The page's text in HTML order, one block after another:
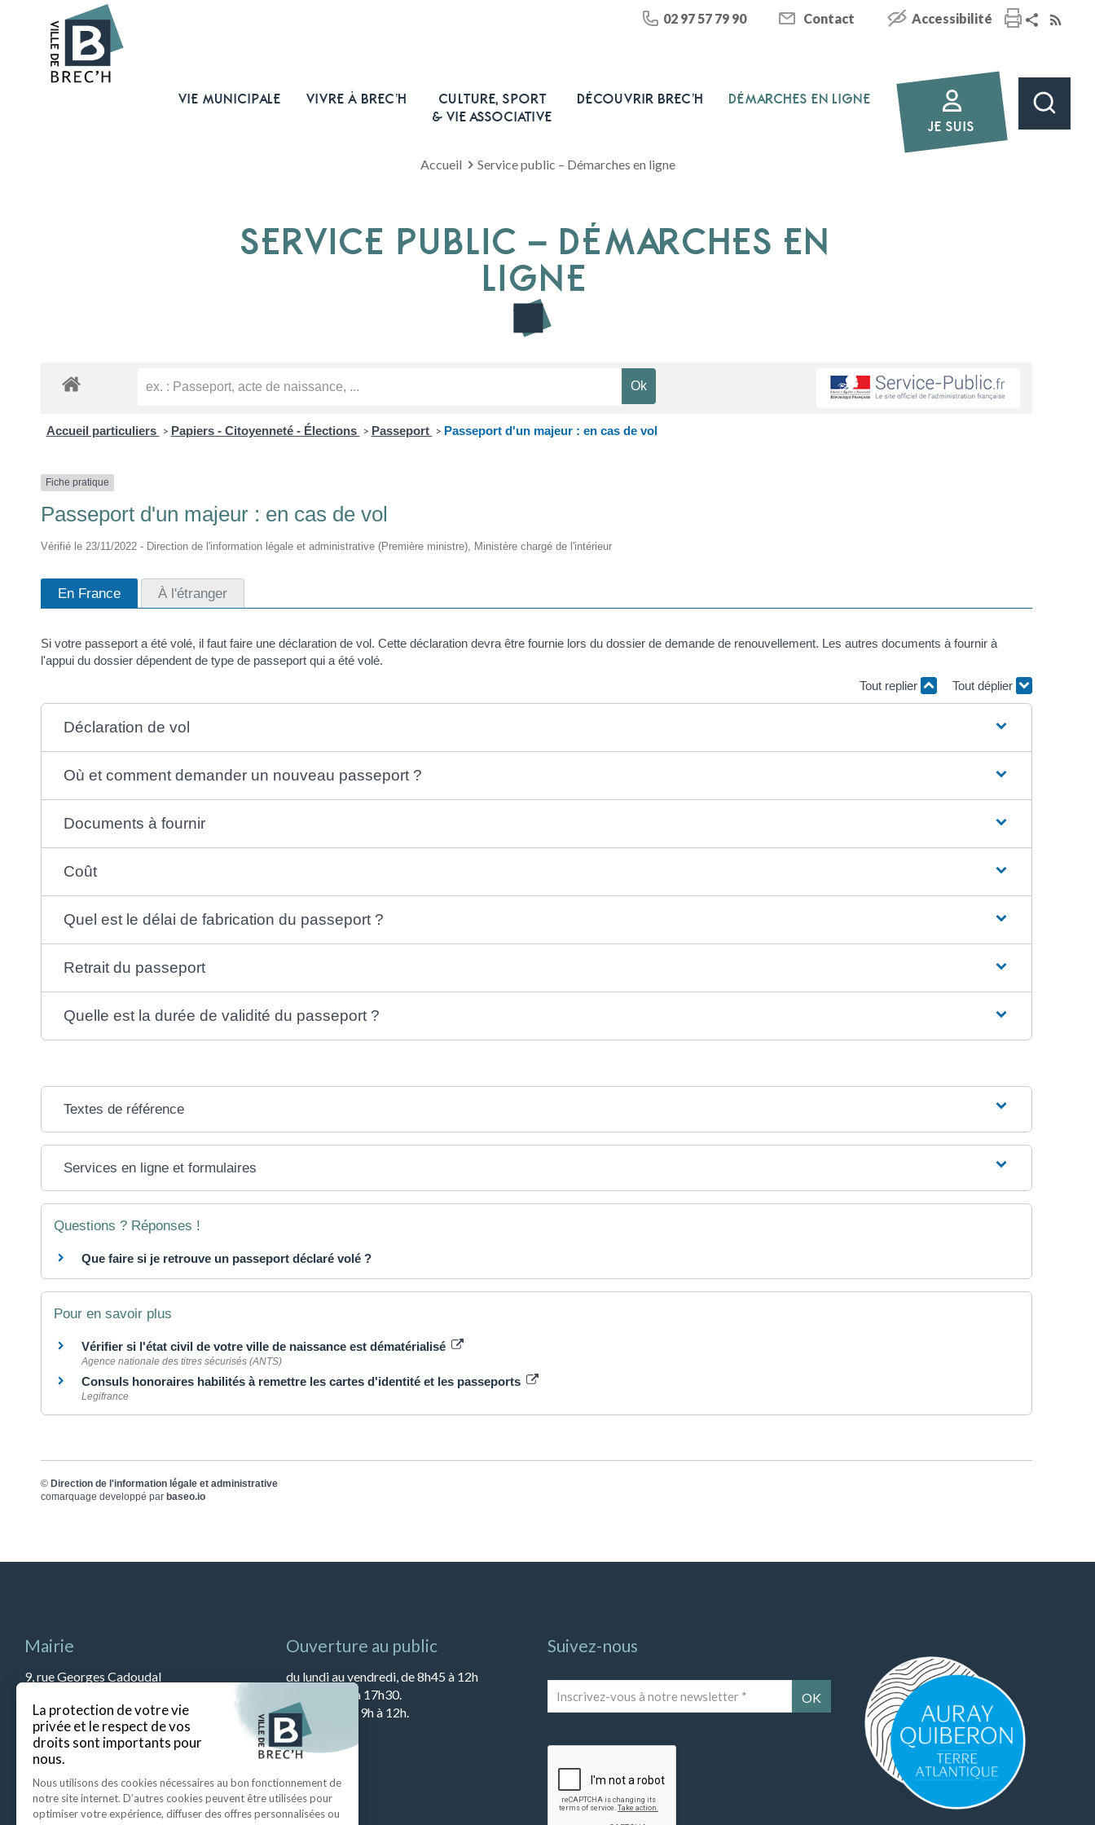
02 97 57 79 90 Contact Accessibilité
VIE MUNICIPALE VIVRE À BREC’H
CULTURE, SPORT
& VIE ASSOCIATIVE
DÉCOUVRIR BREC’H
DÉMARCHES EN LIGNE
JE SUIS
Accueil Service public – Démarches en ligne
SERVICE PUBLIC – DÉMARCHES EN
LIGNE
Accueil particuliers > Papiers - Citoyenneté - Élections > Passeport > Passeport d'un majeur : en cas de vol
Fiche pratique
Passeport d'un majeur : en cas de vol
Vérifié le 23/11/2022 - Direction de l'information légale et administrative (Première ministre), Ministère chargé de l'intérieur
En France À l'étranger
Si votre passeport a été volé, il faut faire une déclaration de vol. Cette déclaration devra être fournie lors du dossier de demande de renouvellement. Les autres documents à fournir à
l'appui du dossier dépendent de type de passeport qui a été volé.
Tout replier
Tout déplier
Déclaration de vol
Où et comment demander un nouveau passeport ?
Documents à fournir
Coût
Quel est le délai de fabrication du passeport ?
Retrait du passeport
Quelle est la durée de validité du passeport ?
Textes de référence
Services en ligne et formulaires
Questions ? Réponses !
Que faire si je retrouve un passeport déclaré volé ?
Pour en savoir plus
Vérifier si l'état civil de votre ville de naissance est dématérialisé
Agence nationale des titres sécurisés (ANTS)
Consuls honoraires habilités à remettre les cartes d'identité et les passeports
Legifrance
© Direction de l'information légale et administrative
comarquage developpé par baseo.io
Mairie
9, rue Georges Cadoudal
Tél : 02 97 57 79 90
Fax : 02 97 57 52 67
Ouverture au public
du lundi au vendredi, de 8h45 à 12h
et de 13h45 à 17h30.
Le samedi de 9h à 12h.
Suivez-nous
vous